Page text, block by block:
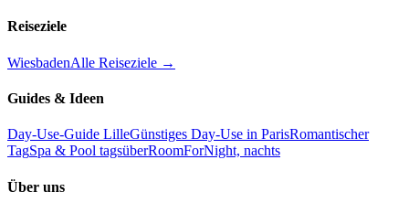
Reiseziele
WiesbadenAlle Reiseziele →
Guides & Ideen
Day-Use-Guide LilleGünstiges Day-Use in ParisRomantischer
TagSpa & Pool tagsüberRoomForNight, nachts
Über uns